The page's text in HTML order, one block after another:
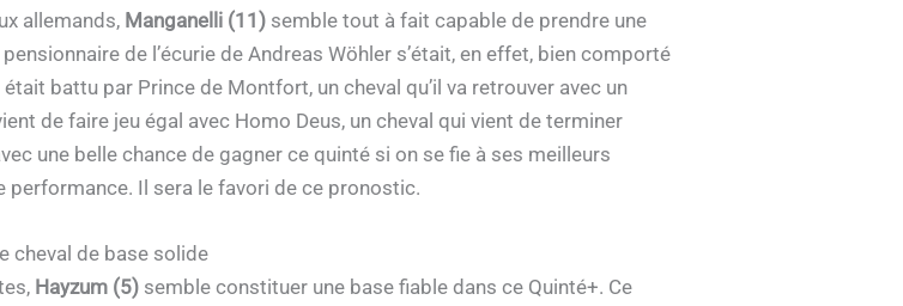
allemands, Manganelli (11) semble tout à fait capable de prendre une
de l’écurie de Andreas Wöhler s’était, en effet, bien comporté
battu par Prince de Montfort, un cheval qu’il va retrouver avec un
de faire jeu égal avec Homo Deus, un cheval qui vient de terminer
une belle chance de gagner ce quinté si on se fie à ses meilleurs
performance. Il sera le favori de ce pronostic.
cheval de base solide
Hayzum (5) semble constituer une base fiable dans ce Quinté+. Ce